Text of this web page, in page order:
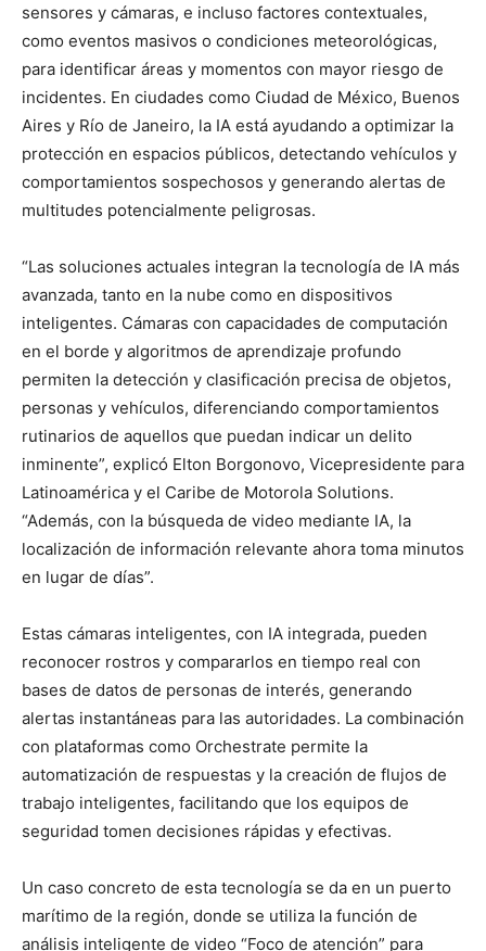
sensores y cámaras, e incluso factores contextuales,
como eventos masivos o condiciones meteorológicas,
para identificar áreas y momentos con mayor riesgo de
incidentes. En ciudades como Ciudad de México, Buenos
Aires y Río de Janeiro, la IA está ayudando a optimizar la
protección en espacios públicos, detectando vehículos y
comportamientos sospechosos y generando alertas de
multitudes potencialmente peligrosas.
“Las soluciones actuales integran la tecnología de IA más
avanzada, tanto en la nube como en dispositivos
inteligentes. Cámaras con capacidades de computación
en el borde y algoritmos de aprendizaje profundo
permiten la detección y clasificación precisa de objetos,
personas y vehículos, diferenciando comportamientos
rutinarios de aquellos que puedan indicar un delito
inminente”, explicó Elton Borgonovo, Vicepresidente para
Latinoamérica y el Caribe de Motorola Solutions.
“Además, con la búsqueda de video mediante IA, la
localización de información relevante ahora toma minutos
en lugar de días”.
Estas cámaras inteligentes, con IA integrada, pueden
reconocer rostros y compararlos en tiempo real con
bases de datos de personas de interés, generando
alertas instantáneas para las autoridades. La combinación
con plataformas como Orchestrate permite la
automatización de respuestas y la creación de flujos de
trabajo inteligentes, facilitando que los equipos de
seguridad tomen decisiones rápidas y efectivas.
Un caso concreto de esta tecnología se da en un puerto
marítimo de la región, donde se utiliza la función de
análisis inteligente de video “Foco de atención” para